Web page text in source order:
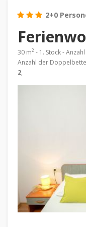
2+0
30 m2 - 1. Stock -
Anzahl der
2,